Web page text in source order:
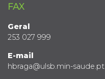
FAX
Geral
253 027 999
E-mail
hbraga@ulsb.min-saude.pt